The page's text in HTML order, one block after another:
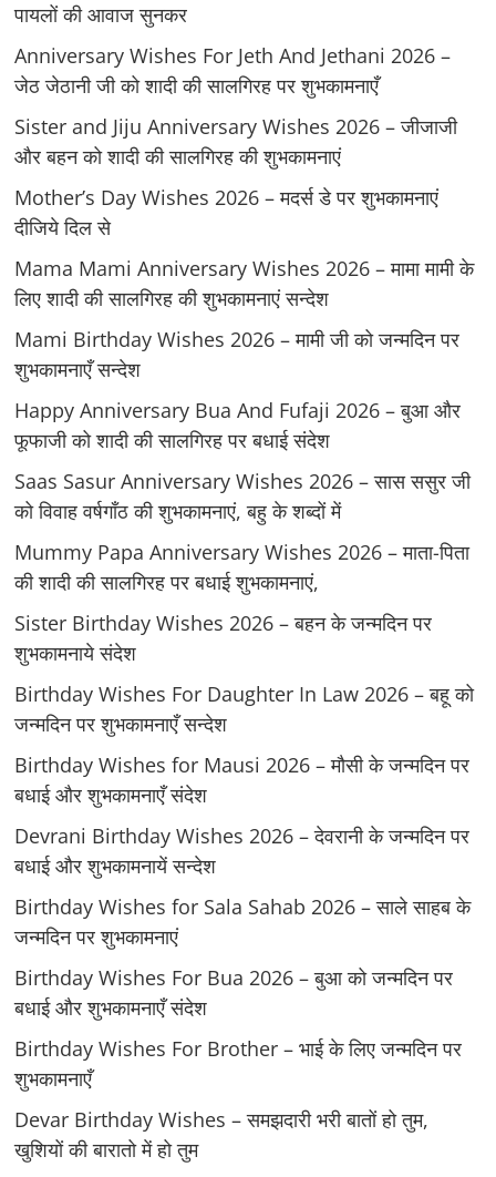
पायलों की आवाज सुनकर
Anniversary Wishes For Jeth And Jethani 2026 –
जेठ जेठानी जी को शादी की सालगिरह पर शुभकामनाएँ
Sister and Jiju Anniversary Wishes 2026 – जीजाजी
और बहन को शादी की सालगिरह की शुभकामनाएं
Mother’s Day Wishes 2026 – मदर्स डे पर शुभकामनाएं
दीजिये दिल से
Mama Mami Anniversary Wishes 2026 – मामा मामी के
लिए शादी की सालगिरह की शुभकामनाएं सन्देश
Mami Birthday Wishes 2026 – मामी जी को जन्मदिन पर
शुभकामनाएँ सन्देश
Happy Anniversary Bua And Fufaji 2026 – बुआ और
फूफाजी को शादी की सालगिरह पर बधाई संदेश
Saas Sasur Anniversary Wishes 2026 – सास ससुर जी
को विवाह वर्षगाँठ की शुभकामनाएं, बहु के शब्दों में
Mummy Papa Anniversary Wishes 2026 – माता-पिता
की शादी की सालगिरह पर बधाई शुभकामनाएं,
Sister Birthday Wishes 2026 – बहन के जन्मदिन पर
शुभकामनाये संदेश
Birthday Wishes For Daughter In Law 2026 – बहू को
जन्मदिन पर शुभकामनाएँ सन्देश
Birthday Wishes for Mausi 2026 – मौसी के जन्मदिन पर
बधाई और शुभकामनाएँ संदेश
Devrani Birthday Wishes 2026 – देवरानी के जन्मदिन पर
बधाई और शुभकामनायें सन्देश
Birthday Wishes for Sala Sahab 2026 – साले साहब के
जन्मदिन पर शुभकामनाएं
Birthday Wishes For Bua 2026 – बुआ को जन्मदिन पर
बधाई और शुभकामनाएँ संदेश
Birthday Wishes For Brother – भाई के लिए जन्मदिन पर
शुभकामनाएँ
Devar Birthday Wishes – समझदारी भरी बातों हो तुम,
खुशियों की बारातो में हो तुम